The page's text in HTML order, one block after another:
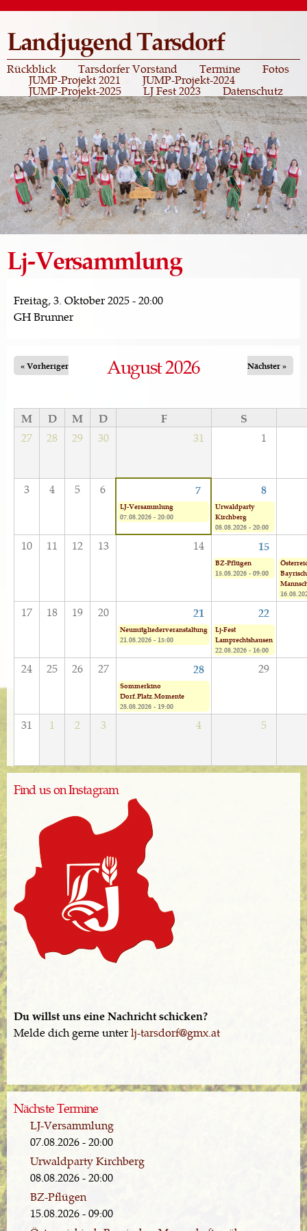
Direkt
Inhalt
Landjugend Tarsdorf
Rückblick Tarsdorfer Vorstand Termine Fotos
JUMP-Projekt 2021 JUMP-Projekt-2024
JUMP-Projekt-2025 LJ Fest 2023 Datenschutz
Lj-Versammlung
Freitag, 3. Oktober 2025 - 20:00
GH Brunner
August 2026
« Vorheriger Nächster »
M D M D F S
27 28 29 30 31 1
3 4 5 6 7 8
LJ-Versammlung
07.08.2026 - 20:00
Urwaldparty
Kirchberg
08.08.2026 - 20:00
10 11 12 13 14 15
BZ-Pflügen
15.08.2026 - 09:00
17 18 19 20 21 22
Neumitgliederveranstaltung
21.08.2026 - 15:00
Lj-Fest
Lamprechtshausen
22.08.2026 - 16:00
24 25 26 27 28 29
Sommerkino
Dorf.Platz.Momente
28.08.2026 - 19:00
31 1 2 3 4 5
Find us on Instagram
Du willst uns eine Nachricht schicken?
Melde dich gerne unterlj-tarsdorf@gmx.at
Nächste Termine
LJ-Versammlung
07.08.2026 - 20:00
Urwaldparty Kirchberg
08.08.2026 - 20:00
BZ-Pflügen
15.08.2026 - 09:00